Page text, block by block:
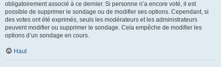
obligatoirement associé à ce dernier. Si personne n’a encore voté, il est
possible de supprimer le sondage ou de modifier ses options. Cependant, si
des votes ont été exprimés, seuls les modérateurs et les administrateurs
peuvent modifier ou supprimer le sondage. Cela empêche de modifier les
options d’un sondage en cours.
Haut